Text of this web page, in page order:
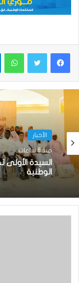
الأخبار
منذ 8 ساعات
السيدة الأولى
الوطنية